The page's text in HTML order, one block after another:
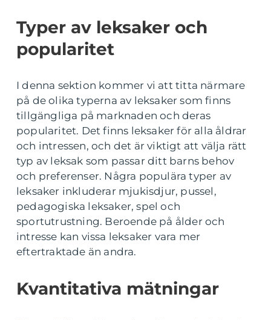
Typer av leksaker och
popularitet
I denna sektion kommer vi att titta närmare
på de olika typerna av leksaker som finns
tillgängliga på marknaden och deras
popularitet. Det finns leksaker för alla åldrar
och intressen, och det är viktigt att välja rätt
typ av leksak som passar ditt barns behov
och preferenser. Några populära typer av
leksaker inkluderar mjukisdjur, pussel,
pedagogiska leksaker, spel och
sportutrustning. Beroende på ålder och
intresse kan vissa leksaker vara mer
eftertraktade än andra.
Kvantitativa mätningar